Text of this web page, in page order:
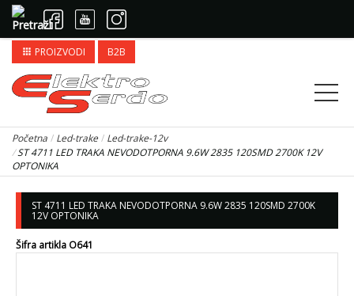
apps PROIZVODI B2B
Početna Led-trake
Led-trake-12v
ST 4711 LED TRAKA NEVODOTPORNA 9.6W 2835 120SMD 2700K 12V
OPTONIKA
ST 4711 LED TRAKA NEVODOTPORNA 9.6W 2835 120SMD 2700K
12V OPTONIKA
Šifra artikla O641